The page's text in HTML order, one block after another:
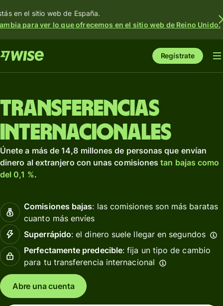
en el sitio web de España.
para ver lo que ofrecemos en el sitio web de Reino Unido.
Regístrate
Transferencias
internacionales
Únete a más de 14,8 millones de personas que envían
dinero al extranjero con unas comisionestan bajas como
del 0,1 %.
Comisiones bajas: las comisiones son más baratas
cuanto más envíes
Superrápido: el dinero suele llegar en segundos
Perfectamente predecible: fija un tipo de cambio
para tu transferencia internacional
Abre una cuenta